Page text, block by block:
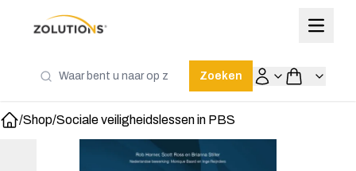
Zoeken
/Shop/Sociale veiligheidslessen in PBS